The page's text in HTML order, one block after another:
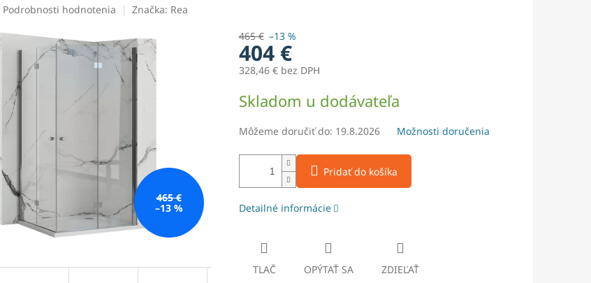
Podrobnosti hodnotenia Značka: Rea
465 €
–13 %
465 € –13 %
404 €
328,46 € bez DPH
cena:
Skladom u dodávateľa
Môžeme doručiť do: 19.8.2026 Možnosti doručenia
Pridať do košíka
Detailné informácie
TLAČ OPÝTAŤ SA ZDIEĽAŤ